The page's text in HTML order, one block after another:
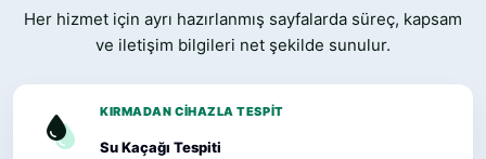
Her hizmet için ayrı hazırlanmış sayfalarda süreç, kapsam
ve iletişim bilgileri net şekilde sunulur.
KIRMADAN CIHAZLA TESPIT
Su Kaçağı Tespiti